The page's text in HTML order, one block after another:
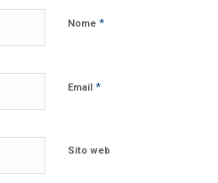
Nome *
Email *
Sito web